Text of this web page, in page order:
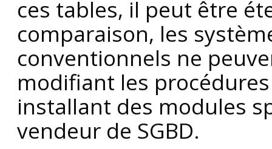
ces tables, il peut être
comparaison, les
conventionnels ne
modifiant les
installant des modules
vendeur de SGBD.